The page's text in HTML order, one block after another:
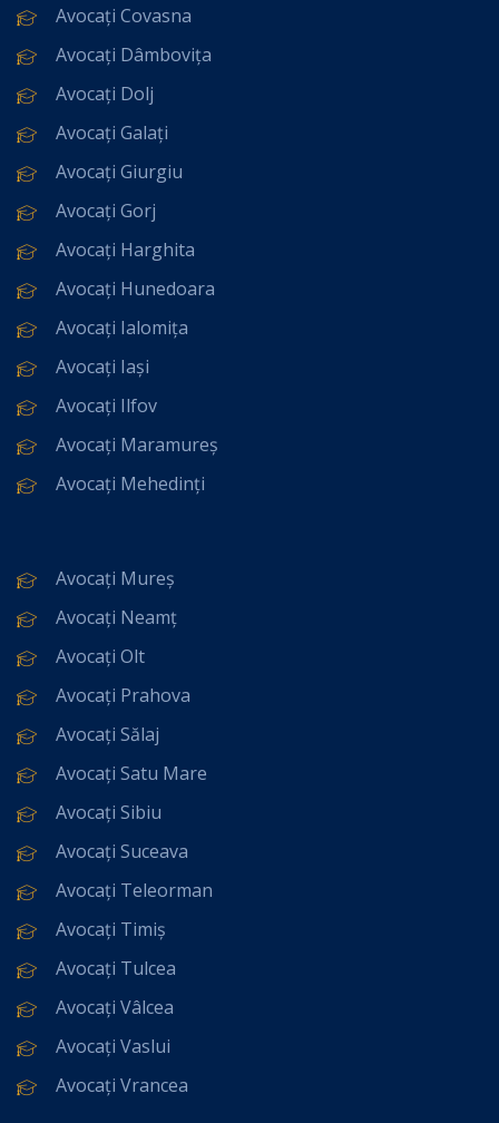
Avocați Covasna
Avocați Dâmbovița
Avocați Dolj
Avocați Galați
Avocați Giurgiu
Avocați Gorj
Avocați Harghita
Avocați Hunedoara
Avocați Ialomița
Avocați Iași
Avocați Ilfov
Avocați Maramureș
Avocați Mehedinți
Avocați Mureș
Avocați Neamț
Avocați Olt
Avocați Prahova
Avocați Sălaj
Avocați Satu Mare
Avocați Sibiu
Avocați Suceava
Avocați Teleorman
Avocați Timiș
Avocați Tulcea
Avocați Vâlcea
Avocați Vaslui
Avocați Vrancea